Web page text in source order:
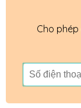
Cho